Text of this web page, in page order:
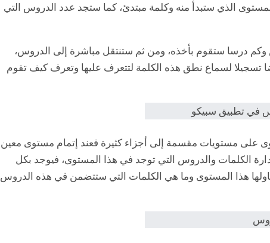
الذي ستبدأ منه وكلمة مبتدئ، كما ستجد عدد الدروس التي
درسا ستقوم بأخذه، ومن ثم ستنتقل مباشرة إلى الدروس،
تسجيلا لسماع نطق هذه الكلمة لتتعرف عليها وتعرف كيف تقوم
على مستويات مقسمة إلى أجزاء كثيرة فعند إتمام مستوى معين
الكلمات والدروس التي توجد في هذا المستوى، فيوجد بكل
هذا المستوى وما هي الكلمات التي ستتضمن في هذه الدروس